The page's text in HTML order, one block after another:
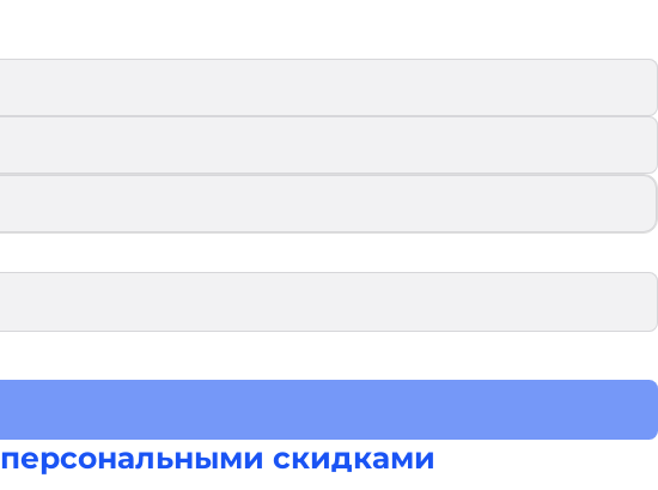
персональными скидками